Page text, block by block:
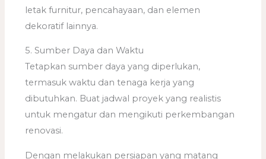
letak furnitur, pencahayaan, dan elemen
dekoratif lainnya.
5. Sumber Daya dan Waktu
Tetapkan sumber daya yang diperlukan,
termasuk waktu dan tenaga kerja yang
dibutuhkan. Buat jadwal proyek yang realistis
untuk mengatur dan mengikuti perkembangan
renovasi.
Dengan melakukan persiapan yang matang